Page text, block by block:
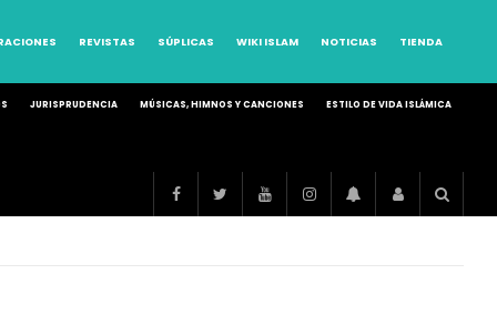
REVISTAS SÚPLICAS WIKI ISLAM NOTICIAS TIENDA
JURISPRUDENCIA MÚSICAS, HIMNOS Y CANCIONES ESTILO DE VIDA ISLÁMICA